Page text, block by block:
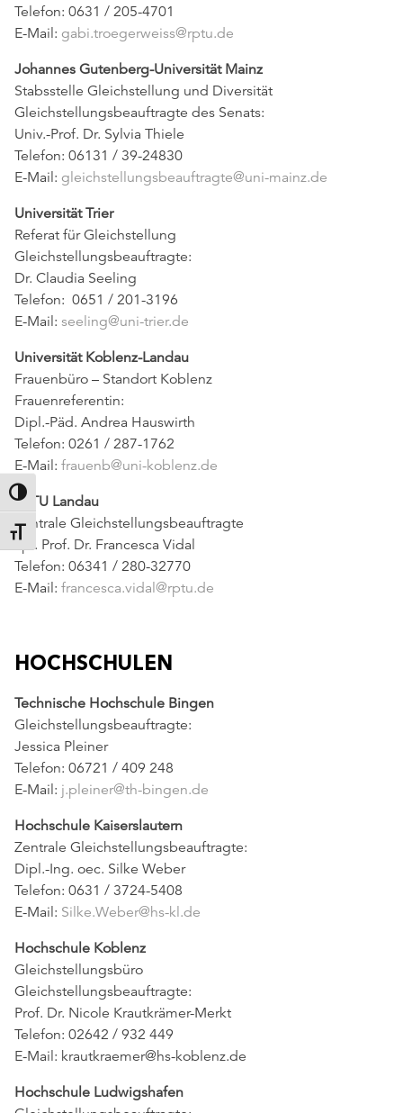
UMSCHALTEN AUF HOHE KONTRASTE
SCHRIFT VERGRÖSSERN
Telefon: 0631 / 205-4701
E-Mail: gabi.troegerweiss@rptu.de
Johannes Gutenberg-Universität Mainz
Stabsstelle Gleichstellung und Diversität
Gleichstellungsbeauftragte des Senats:
Univ.-Prof. Dr. Sylvia Thiele
Telefon: 06131 / 39-24830
E-Mail: gleichstellungsbeauftragte@uni-mainz.de
Universität Trier
Referat für Gleichstellung
Gleichstellungsbeauftragte:
Dr. Claudia Seeling
Telefon: 0651 / 201-3196
E-Mail: seeling@uni-trier.de
Universität Koblenz-Landau
Frauenbüro – Standort Koblenz
Frauenreferentin:
Dipl.-Päd. Andrea Hauswirth
Telefon: 0261 / 287-1762
E-Mail: frauenb@uni-koblenz.de
RPTU Landau
Zentrale Gleichstellungsbeauftragte
apl. Prof. Dr. Francesca Vidal
Telefon: 06341 / 280-32770
E-Mail: francesca.vidal@rptu.de
HOCHSCHULEN
Technische Hochschule Bingen
Gleichstellungsbeauftragte:
Jessica Pleiner
Telefon: 06721 / 409 248
E-Mail: j.pleiner@th-bingen.de
Hochschule Kaiserslautern
Zentrale Gleichstellungsbeauftragte:
Dipl.-Ing. oec. Silke Weber
Telefon: 0631 / 3724-5408
E-Mail: Silke.Weber@hs-kl.de
Hochschule Koblenz
Gleichstellungsbüro
Gleichstellungsbeauftragte:
Prof. Dr. Nicole Krautkrämer-Merkt
Telefon: 02642 / 932 449
E-Mail: krautkraemer@hs-koblenz.de
Hochschule Ludwigshafen